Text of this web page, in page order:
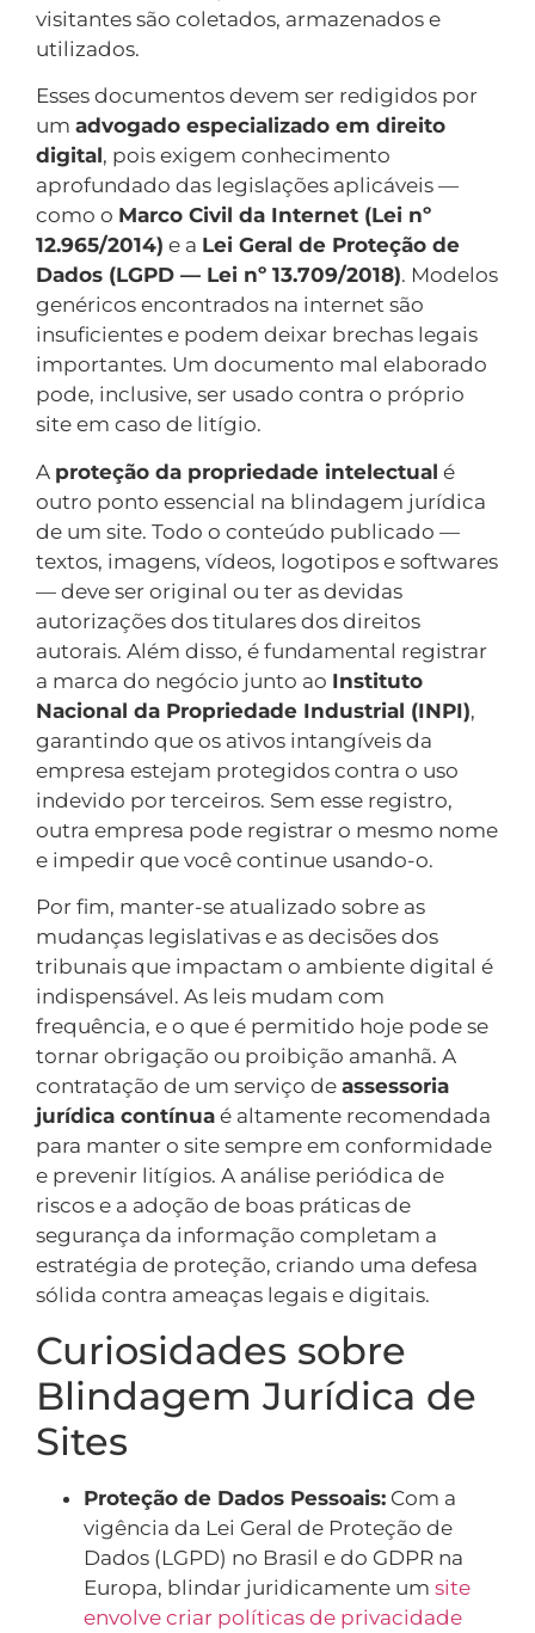
visitantes são coletados, armazenados e
utilizados.
Esses documentos devem ser redigidos por
um advogado especializado em direito
digital, pois exigem conhecimento
aprofundado das legislações aplicáveis —
como o Marco Civil da Internet (Lei nº
12.965/2014) e a Lei Geral de Proteção de
Dados (LGPD — Lei nº 13.709/2018). Modelos
genéricos encontrados na internet são
insuficientes e podem deixar brechas legais
importantes. Um documento mal elaborado
pode, inclusive, ser usado contra o próprio
site em caso de litígio.
A proteção da propriedade intelectual é
outro ponto essencial na blindagem jurídica
de um site. Todo o conteúdo publicado —
textos, imagens, vídeos, logotipos e softwares
— deve ser original ou ter as devidas
autorizações dos titulares dos direitos
autorais. Além disso, é fundamental registrar
a marca do negócio junto ao Instituto
Nacional da Propriedade Industrial (INPI),
garantindo que os ativos intangíveis da
empresa estejam protegidos contra o uso
indevido por terceiros. Sem esse registro,
outra empresa pode registrar o mesmo nome
e impedir que você continue usando-o.
Por fim, manter-se atualizado sobre as
mudanças legislativas e as decisões dos
tribunais que impactam o ambiente digital é
indispensável. As leis mudam com
frequência, e o que é permitido hoje pode se
tornar obrigação ou proibição amanhã. A
contratação de um serviço de assessoria
jurídica contínua é altamente recomendada
para manter o site sempre em conformidade
e prevenir litígios. A análise periódica de
riscos e a adoção de boas práticas de
segurança da informação completam a
estratégia de proteção, criando uma defesa
sólida contra ameaças legais e digitais.
Curiosidades sobre
Blindagem Jurídica de
Sites
Proteção de Dados Pessoais: Com a
vigência da Lei Geral de Proteção de
Dados (LGPD) no Brasil e do GDPR na
Europa, blindar juridicamente um site
envolve criar políticas de privacidade